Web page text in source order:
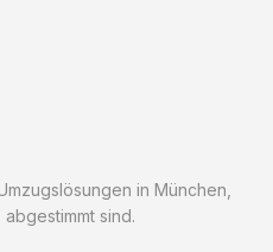
in München,
sind.